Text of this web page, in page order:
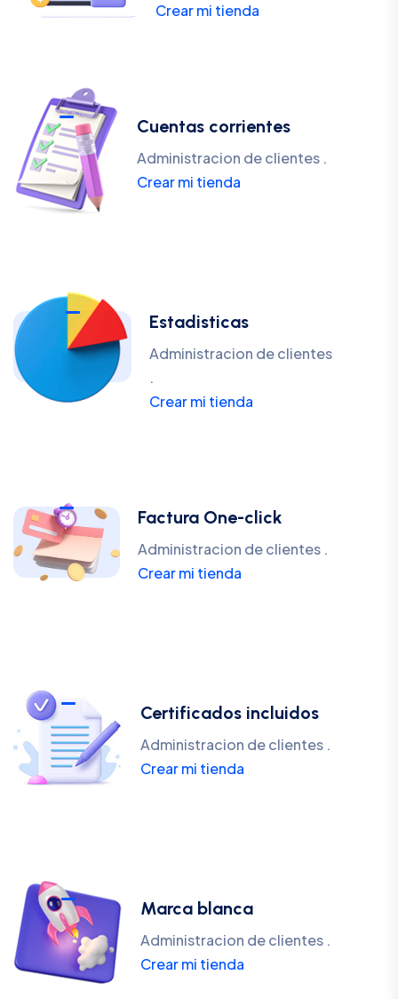
Crear mi tienda
Cuentas corrientes
Administracion de clientes .
Crear mi tienda
Estadisticas
Administracion de clientes
.
Crear mi tienda
Factura One-click
Administracion de clientes .
Crear mi tienda
Certificados incluidos
Administracion de clientes .
Crear mi tienda
Marca blanca
Administracion de clientes .
Crear mi tienda